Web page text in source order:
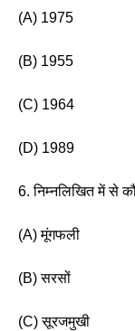
(A) 1975
(B) 1955
(C) 1964
(D) 1989
6. निम्नलिखित में से
(A) मूंगफली
(B) सरसों
(C) सूरजमुखी